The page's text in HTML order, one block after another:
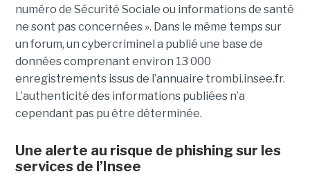
numéro de Sécurité Sociale ou informations de santé
ne sont pas concernées ». Dans le même temps sur
un forum, un cybercriminel a publié une base de
données comprenant environ 13 000
enregistrements issus de l’annuaire trombi.insee.fr.
L’authenticité des informations publiées n’a
cependant pas pu être déterminée.
Une alerte au risque de phishing sur les
services de l’Insee